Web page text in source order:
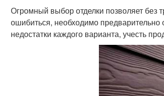
Огромный выбор отделки позволяет без
ошибиться, необходимо
недостатки каждого варианта, учесть